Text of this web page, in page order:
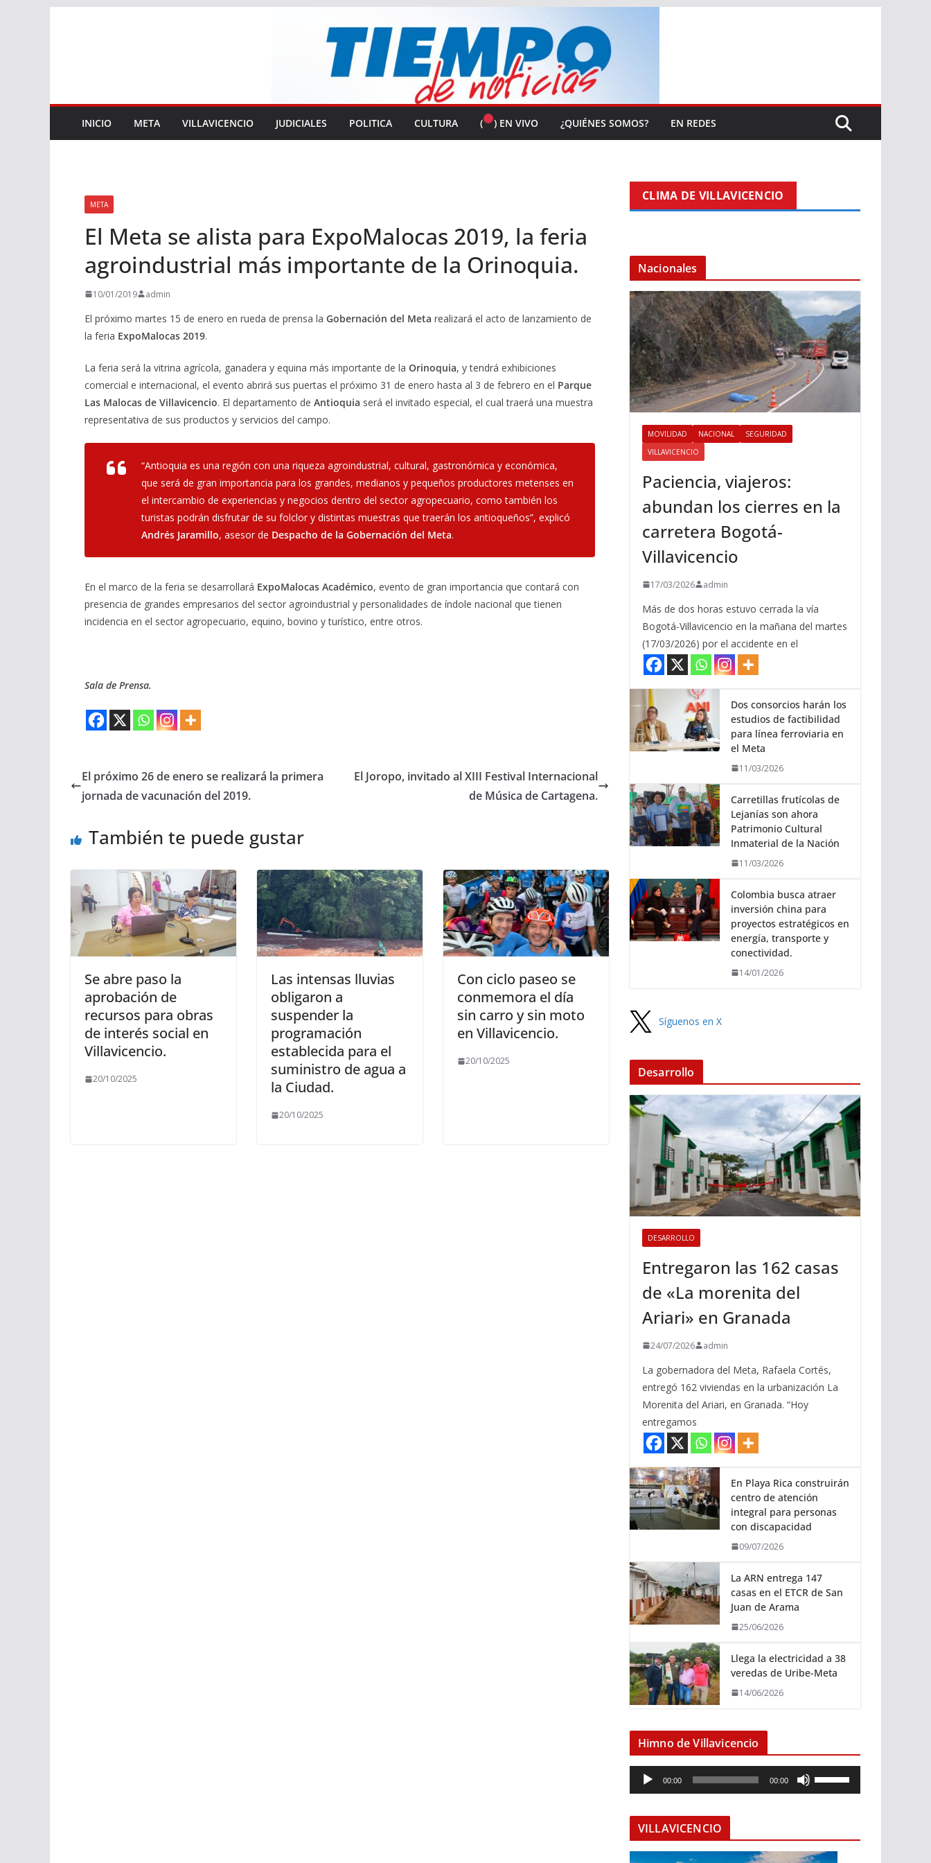
INICIO META VILLAVICENCIO JUDICIALES POLITICA CULTURA ( ) EN VIVO ¿QUIÉNES SOMOS? EN REDES
META
El Meta se alista para ExpoMalocas 2019, la feria
agroindustrial más importante de la Orinoquia.
10/01/2019 admin
El próximo martes 15 de enero en rueda de prensa la Gobernación del Meta realizará el acto de lanzamiento de
la feria ExpoMalocas 2019.
La feria será la vitrina agrícola, ganadera y equina más importante de la Orinoquia, y tendrá exhibiciones
comercial e internacional, el evento abrirá sus puertas el próximo 31 de enero hasta al 3 de febrero en el Parque
Las Malocas de Villavicencio. El departamento de Antioquia será el invitado especial, el cual traerá una muestra
representativa de sus productos y servicios del campo.
“Antioquia es una región con una riqueza agroindustrial, cultural, gastronómica y económica,
que será de gran importancia para los grandes, medianos y pequeños productores metenses en
el intercambio de experiencias y negocios dentro del sector agropecuario, como también los
turistas podrán disfrutar de su folclor y distintas muestras que traerán los antioqueños”, explicó
Andrés Jaramillo, asesor de Despacho de la Gobernación del Meta.
En el marco de la feria se desarrollará ExpoMalocas Académico, evento de gran importancia que contará con
presencia de grandes empresarios del sector agroindustrial y personalidades de índole nacional que tienen
incidencia en el sector agropecuario, equino, bovino y turístico, entre otros.
Sala de Prensa.
El próximo 26 de enero se realizará la primera
jornada de vacunación del 2019.
El Joropo, invitado al XIII Festival Internacional
de Música de Cartagena.
También te puede gustar
Se abre paso la
aprobación de
recursos para obras
de interés social en
Villavicencio.
20/10/2025
Las intensas lluvias
obligaron a
suspender la
programación
establecida para el
suministro de agua a
la Ciudad.
20/10/2025
Con ciclo paseo se
conmemora el día
sin carro y sin moto
en Villavicencio.
20/10/2025
CLIMA DE VILLAVICENCIO
Nacionales
MOVILIDAD NACIONAL
SEGURIDAD
VILLAVICENCIO
Paciencia, viajeros:
abundan los cierres en la
carretera Bogotá-
Villavicencio
17/03/2026 admin
Más de dos horas estuvo cerrada la vía
Bogotá-Villavicencio en la mañana del martes
(17/03/2026) por el accidente en el
Dos consorcios harán los
estudios de factibilidad
para línea ferroviaria en
el Meta
11/03/2026
Carretillas frutícolas de
Lejanías son ahora
Patrimonio Cultural
Inmaterial de la Nación
11/03/2026
Colombia busca atraer
inversión china para
proyectos estratégicos en
energía, transporte y
conectividad.
14/01/2026
Síguenos en X
Desarrollo
DESARROLLO
Entregaron las 162 casas
de «La morenita del
Ariari» en Granada
24/07/2026 admin
La gobernadora del Meta, Rafaela Cortés,
entregó 162 viviendas en la urbanización La
Morenita del Ariari, en Granada. “Hoy
entregamos
En Playa Rica construirán
centro de atención
integral para personas
con discapacidad
09/07/2026
La ARN entrega 147
casas en el ETCR de San
Juan de Arama
25/06/2026
Llega la electricidad a 38
veredas de Uribe-Meta
14/06/2026
Himno de Villavicencio
e
o
00:00 00:00
i
z
VILLAVICENCIO